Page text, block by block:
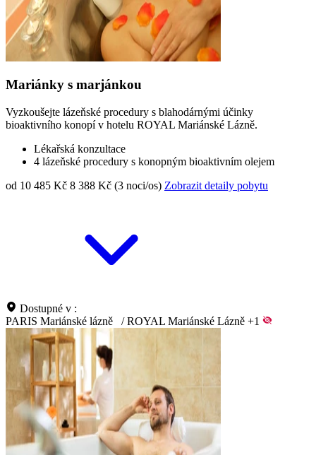
Mariánky s marjánkou
Vyzkoušejte lázeňské procedury s blahodárnými účinky
bioaktivního konopí v hotelu ROYAL Mariánské Lázně.
Lékařská konzultace
4 lázeňské procedury s konopným bioaktivním olejem
od 10 485 Kč 8 388 Kč (3 noci/os) Zobrazit detaily pobytu
Dostupné v :
PARIS Mariánské lázně
/ ROYAL Mariánské Lázně +1